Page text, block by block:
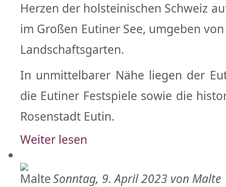
Herzen der holsteinischen Schweiz
im Großen Eutiner See, umgeben
Landschaftsgarten.
In unmittelbarer Nähe liegen der
die Eutiner Festspiele sowie die
Rosenstadt Eutin.
Weiter lesen
Sonntag, 9. April 2023 von Malte